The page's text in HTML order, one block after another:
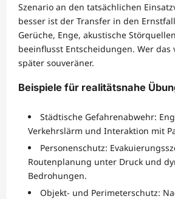
Szenario an den tatsächlichen
besser ist der Transfer in den
Gerüche, Enge, akustische
beeinflusst Entscheidungen. Wer
später souveräner.
Beispiele für realitätsnahe
Städtische Gefahrenabwehr:
Verkehrslärm und Interaktion mit
Personenschutz:
Routenplanung unter Druck und
Bedrohungen.
Objekt- und Perimeterschutz: